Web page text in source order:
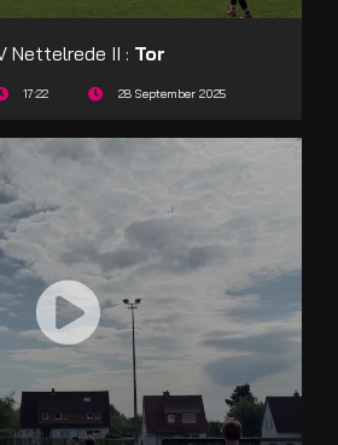
Nettelrede II : Tor
17:22 28 September 2025